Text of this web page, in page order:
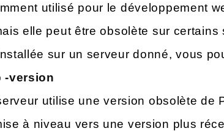
utilisé pour le développement
elle peut être obsolète sur
sur un serveur donné, vous
-version
utilise une version obsolète de
à niveau vers une version plus